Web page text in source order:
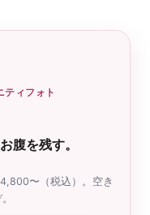
ティフォト
腹を残す。
〜（税込）。空き